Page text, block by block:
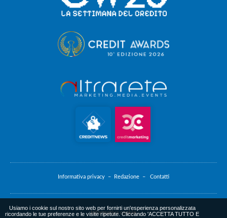
Informativa privacy – Redazione – Contatti
Informativa cookie
Usiamo i cookie sul nostro sito web per fornirti un'esperienza personalizzata
ricordando le tue preferenze e le visite ripetute. Cliccando 'ACCETTA TUTTO E